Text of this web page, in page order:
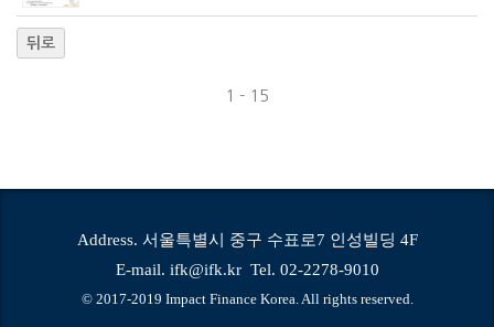
뒤로
1 - 15
Address. 서울특별시 중구 수표로7 인성빌딩 4F
E-mail. ifk@ifk.kr Tel. 02-2278-9010
© 2017-2019 Impact Finance Korea. All rights reserved.